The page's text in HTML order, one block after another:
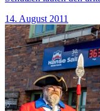
14. August 2011